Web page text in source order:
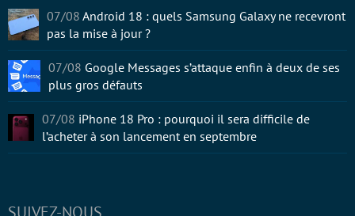
07/08 Android 18 : quels Samsung Galaxy ne recevront
pas la mise à jour ?
07/08 Google Messages s’attaque enfin à deux de ses
plus gros défauts
07/08 iPhone 18 Pro : pourquoi il sera difficile de
l’acheter à son lancement en septembre